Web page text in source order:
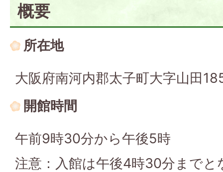
概要
所在地
大阪府南河内郡太子町大字山田
開館時間
午前9時30分から午後5時
注意：入館は午後4時30分まで